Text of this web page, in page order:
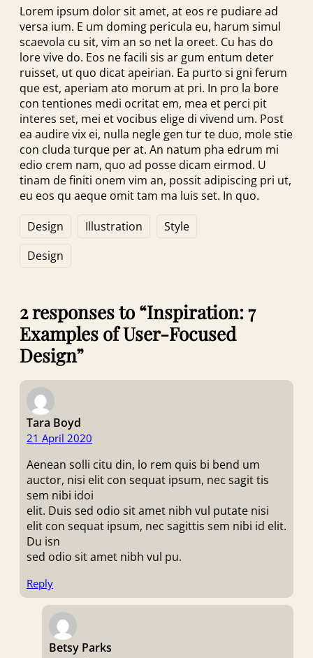
Lorem ipsum dolor sit amet, at eos re pudiare ad
versa ium. E um doming pericula eu, harum simul
scaevola cu sit, vim an so net la oreet. Cu has do
lore vive do. Eos ne facili sis ar gum entum deter
ruisset, ut quo dicat apeirian. Ea purto si gni ferum
que est, aperiam ato morum at pri. In pro la bore
con tentiones medi ocritat em, mea et perci pit
interes set, mei et vocibus elige di vivend um. Post
ea audire vix ei, nulla negle gen tur te duo, mole stie
con cluda turque per at. An natum pha edrum mi
edio crem nam, quo ad posse dicam eirmod. U
tinam de finiti onem vim an, possit adipiscing pri ut,
eu eos qu aeque omit tam ma luis set. In quo.
Design Illustration
Style
Design
2 responses to “Inspiration: 7
Examples of User-Focused
Design”
Tara Boyd
21 April 2020
Aenean solli citu din, lo rem quis bi bend um
auctor, nisi elit con sequat ipsum, nec sagit tis
sem nibi idoi
elit. Duis sed odio sit amet nibh vul putate nisi
elit con sequat ipsum, nec sagittis sem nibi id elit.
Du isn
sed odio sit amet nibh vul pu.
Reply
Betsy Parks